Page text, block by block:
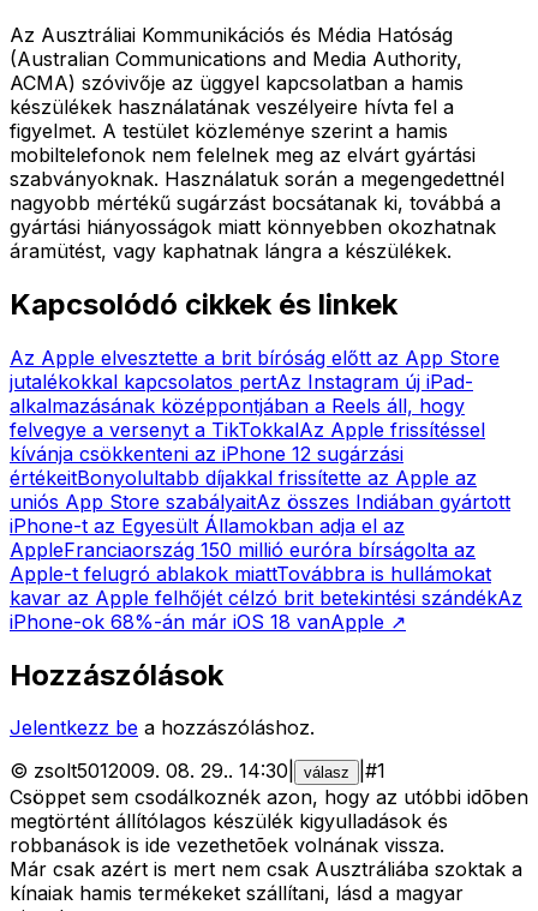
Az Ausztráliai Kommunikációs és Média Hatóság
(Australian Communications and Media Authority,
ACMA) szóvivője az üggyel kapcsolatban a hamis
készülékek használatának veszélyeire hívta fel a
figyelmet. A testület közleménye szerint a hamis
mobiltelefonok nem felelnek meg az elvárt gyártási
szabványoknak. Használatuk során a megengedettnél
nagyobb mértékű sugárzást bocsátanak ki, továbbá a
gyártási hiányosságok miatt könnyebben okozhatnak
áramütést, vagy kaphatnak lángra a készülékek.
Kapcsolódó cikkek és linkek
Az Apple elvesztette a brit bíróság előtt az App Store
jutalékokkal kapcsolatos pertAz Instagram új iPad-
alkalmazásának középpontjában a Reels áll, hogy
felvegye a versenyt a TikTokkalAz Apple frissítéssel
kívánja csökkenteni az iPhone 12 sugárzási
értékeitBonyolultabb díjakkal frissítette az Apple az
uniós App Store szabályaitAz összes Indiában gyártott
iPhone-t az Egyesült Államokban adja el az
AppleFranciaország 150 millió euróra bírságolta az
Apple-t felugró ablakok miattTovábbra is hullámokat
kavar az Apple felhőjét célzó brit betekintési szándékAz
iPhone-ok 68%-án már iOS 18 vanApple ↗
Hozzászólások
Jelentkezz be a hozzászóláshoz.
© zsolt5012009. 08. 29.. 14:30 válasz #1
Csöppet sem csodálkoznék azon, hogy az utóbbi idõben
megtörtént állítólagos készülék kigyulladások és
robbanások is ide vezethetõek volnának vissza.
Már csak azért is mert nem csak Ausztráliába szoktak a
kínaiak hamis termékeket szállítani, lásd a magyar